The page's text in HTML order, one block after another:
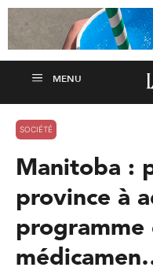
SOCIÉTÉ
Manitoba :
province à
programme